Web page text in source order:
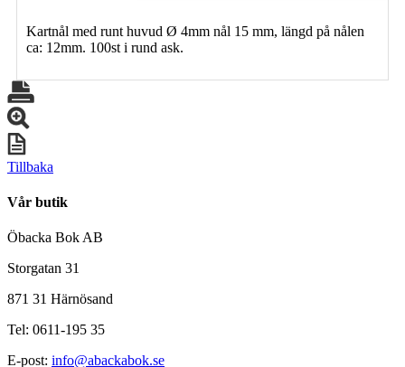
Kartnål med runt huvud Ø 4mm nål 15 mm, längd på nålen
ca: 12mm. 100st i rund ask.
Tillbaka
Vår butik
Öbacka Bok AB
Storgatan 31
871 31 Härnösand
Tel: 0611-195 35
E-post: info@abackabok.se